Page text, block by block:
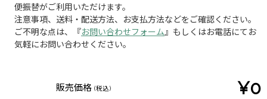
便振替がご利用いただけます。
注意事項、送料・配送方法、お支払方法などをご確認ください。
ご不明な点は、『お問い合わせフォーム 』もしくはお電話にてお
気軽にお問い合わせください。
販売価格 (税込) ¥0